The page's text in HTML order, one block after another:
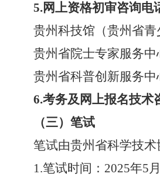
5.网上资格初审咨询电
贵州科技馆（贵州省
贵州省院士专家服务中
贵州省科普创新服务中
6.考务及网上报名技术
（三）笔试
笔试由贵州省科学技术
1.笔试时间： 2025年5月